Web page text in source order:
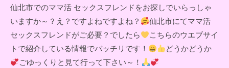
仙北市でのママ活 セックスフレンドをお探しでいらっしゃ
いますか～？え？ですよねですよね？
仙北市にてママ活
セックスフレンドがご必要？でしたら
こちらのウエブサイ
トで紹介している情報でバッチリです！
どうかどうか
ごゆっくりと見て行って下さい～！